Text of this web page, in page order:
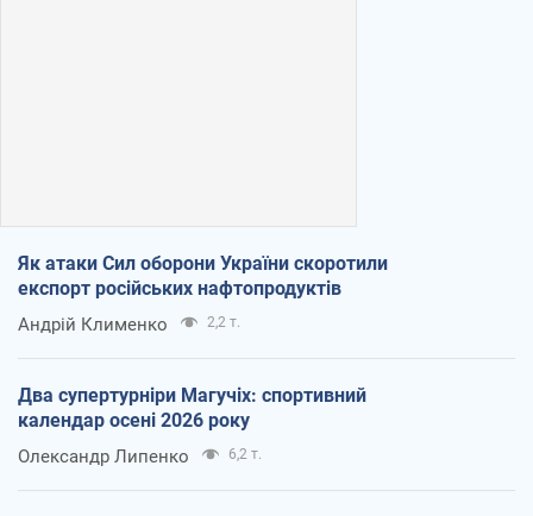
Як атаки Сил оборони України скоротили
експорт російських нафтопродуктів
Андрій Клименко 2,2 т.
Два супертурніри Магучіх: спортивний
календар осені 2026 року
Олександр Липенко 6,2 т.